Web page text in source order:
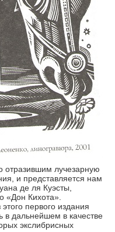
отразившим лучезарную
и представляется нам
де ля Куэсты,
«Дон Кихота».
первого издания
в дальнейшем в качестве
экслибрисных